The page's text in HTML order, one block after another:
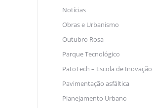
Notícias
Obras e Urbanismo
Outubro Rosa
Parque Tecnológico
PatoTech – Escola de Inovação
Pavimentação asfáltica
Planejamento Urbano